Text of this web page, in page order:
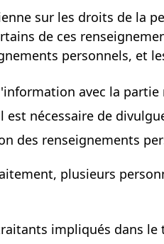
sur les droits de la
de ces
personnels, et
avec la
est nécessaire de
des renseignements
plusieurs
impliqués dans